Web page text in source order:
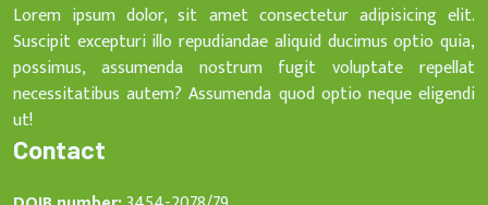
Lorem ipsum dolor, sit amet consectetur adipisicing elit.
Suscipit excepturi illo repudiandae aliquid ducimus optio quia,
possimus, assumenda nostrum fugit voluptate repellat
necessitatibus autem? Assumenda quod optio neque eligendi
ut!
Contact